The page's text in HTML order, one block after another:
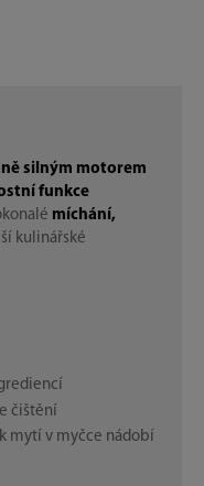
silným motorem
funkce
míchání,
kulinářské
čištění
mytí v myčce nádobí